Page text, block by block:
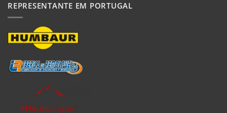
REPRESENTANTE EM PORTUGAL